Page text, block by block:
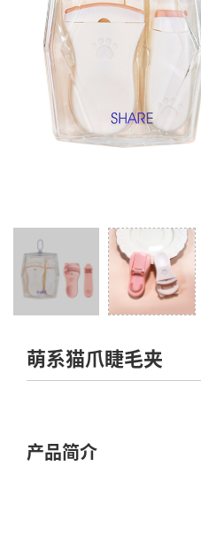
萌系猫爪睫毛夹
产品简介